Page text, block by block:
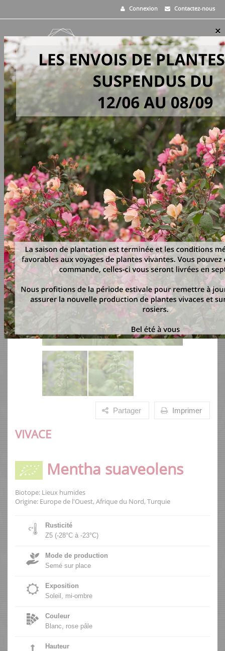
Contactez-nous
Connexion
MENU
PANIER
0
×
> Vivaces > Mentha suaveolens
Imprimer
Partager
VIVACE
Mentha suaveolens
Biotope: Lieux humides
Origine: Europe de l'Ouest, Afrique du Nord, Turquie
Rusticité
Z5 (-28°C à -23°C)
Mode de production
Semé sur place
Exposition
Soleil, mi-ombre
Couleur
Blanc, rose pâle
Hauteur